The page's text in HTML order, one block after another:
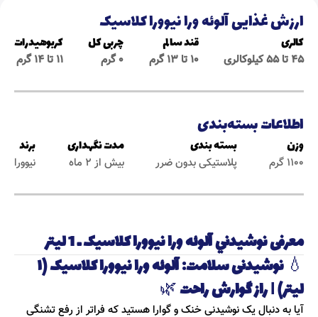
ارزش غذایی آلوئه ورا نيوورا کلاسیک
کالری
۴۵ تا ۵۵ کیلوکالری
قند سالم
۱۰ تا ۱۳ گرم
چربی کل
0 گرم
کربوهیدرات
۱۱ تا ۱۴ گرم
اطلاعات بسته‌بندی
وزن
1100 گرم
بسته بندی
پلاستیکی بدون ضرر
مدت نگهداری
بیش از 2 ماه
برند
نیوورا
معرفی نوشيدني آلوئه ورا نيوورا کلاسیک ـ 1 ليتر
💧
نوشیدنی سلامت: آلوئه ورا نیوورا کلاسیک (۱
لیتر) | راز گوارش راحت🌿
آیا به دنبال یک نوشیدنی خنک و گوارا هستید که فراتر از رفع تشنگی